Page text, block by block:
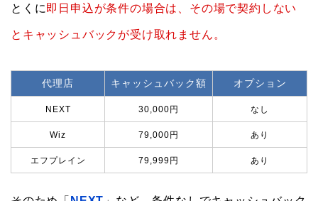
とくに 即日申込が条件の場合は、その場で契約しない
とキャッシュバックが受け取れません。
代理店 キャッシュバック額 オプション
NEXT 30,000円 なし
Wiz 79,000円 あり
エフプレイン 79,999円 あり